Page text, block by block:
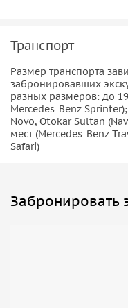
Транспорт
Размер транспорта
забронировавших
разных размеров: до
Mercedes-Benz
Novo, Otokar Sultan
мест (Mercedes-Benz
Safari)
Забронировать